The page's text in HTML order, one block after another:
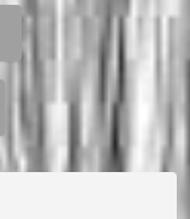
Previous
post:
Next
Post: